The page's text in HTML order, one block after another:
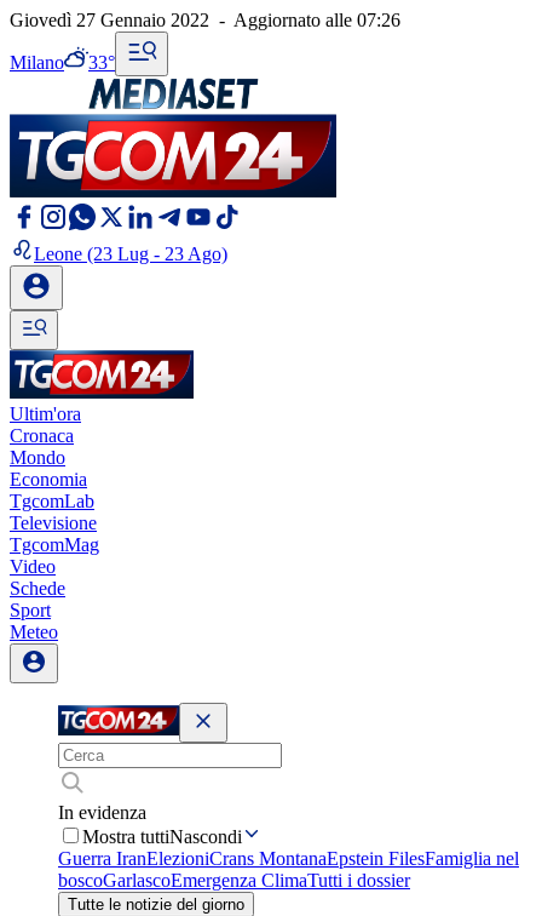
Giovedì 27 Gennaio 2022 - Aggiornato alle 07:26
Milano 33°
Leone (23 Lug - 23 Ago)
Ultim'ora
Cronaca
Mondo
Economia
TgcomLab
Televisione
TgcomMag
Video
Schede
Sport
Meteo
In evidenza
Mostra tuttiNascondi
Guerra IranElezioniCrans MontanaEpstein FilesFamiglia nel
boscoGarlascoEmergenza ClimaTutti i dossier
Tutte le notizie del giorno